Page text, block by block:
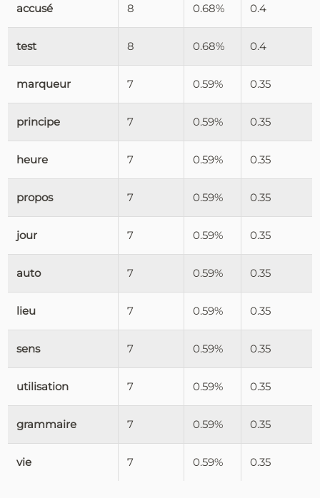
accusé 8 0.68% 0.4
test 8 0.68% 0.4
marqueur 7 0.59% 0.35
principe 7 0.59% 0.35
heure 7 0.59% 0.35
propos 7 0.59% 0.35
jour 7 0.59% 0.35
auto 7 0.59% 0.35
lieu 7 0.59% 0.35
sens 7 0.59% 0.35
utilisation 7 0.59% 0.35
grammaire 7 0.59% 0.35
vie 7 0.59% 0.35